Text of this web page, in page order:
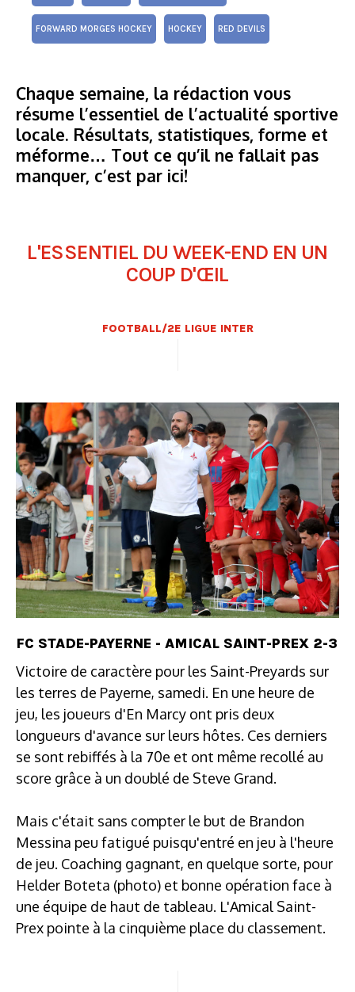
FORWARD MORGES HOCKEY HOCKEY RED DEVILS
Chaque semaine, la rédaction vous
résume l’essentiel de l’actualité sportive
locale. Résultats, statistiques, forme et
méforme… Tout ce qu’il ne fallait pas
manquer, c’est par ici!
L'ESSENTIEL DU WEEK-END EN UN
COUP D'ŒIL
FOOTBALL/2E LIGUE INTER
FC STADE-PAYERNE - AMICAL SAINT-PREX 2-3
Victoire de caractère pour les Saint-Preyards sur
les terres de Payerne, samedi. En une heure de
jeu, les joueurs d'En Marcy ont pris deux
longueurs d'avance sur leurs hôtes. Ces derniers
se sont rebiffés à la 70e et ont même recollé au
score grâce à un doublé de Steve Grand.
Mais c'était sans compter le but de Brandon
Messina peu fatigué puisqu'entré en jeu à l'heure
de jeu. Coaching gagnant, en quelque sorte, pour
Helder Boteta (photo) et bonne opération face à
une équipe de haut de tableau. L'Amical Saint-
Prex pointe à la cinquième place du classement.